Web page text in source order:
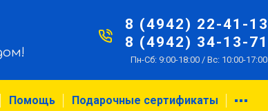
8 (4942) 22-41-13
8 (4942) 34-13-71
Пн-Сб: 9:00-18:00 / Вс: 10:00-17:00
Помощь Подарочные сертификаты